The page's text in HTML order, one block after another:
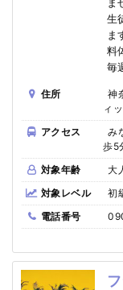
生
ま
料
毎
住所
神
ィ
アクセス
み
歩5
対象年齢
大
対象レベル
初
電話番号